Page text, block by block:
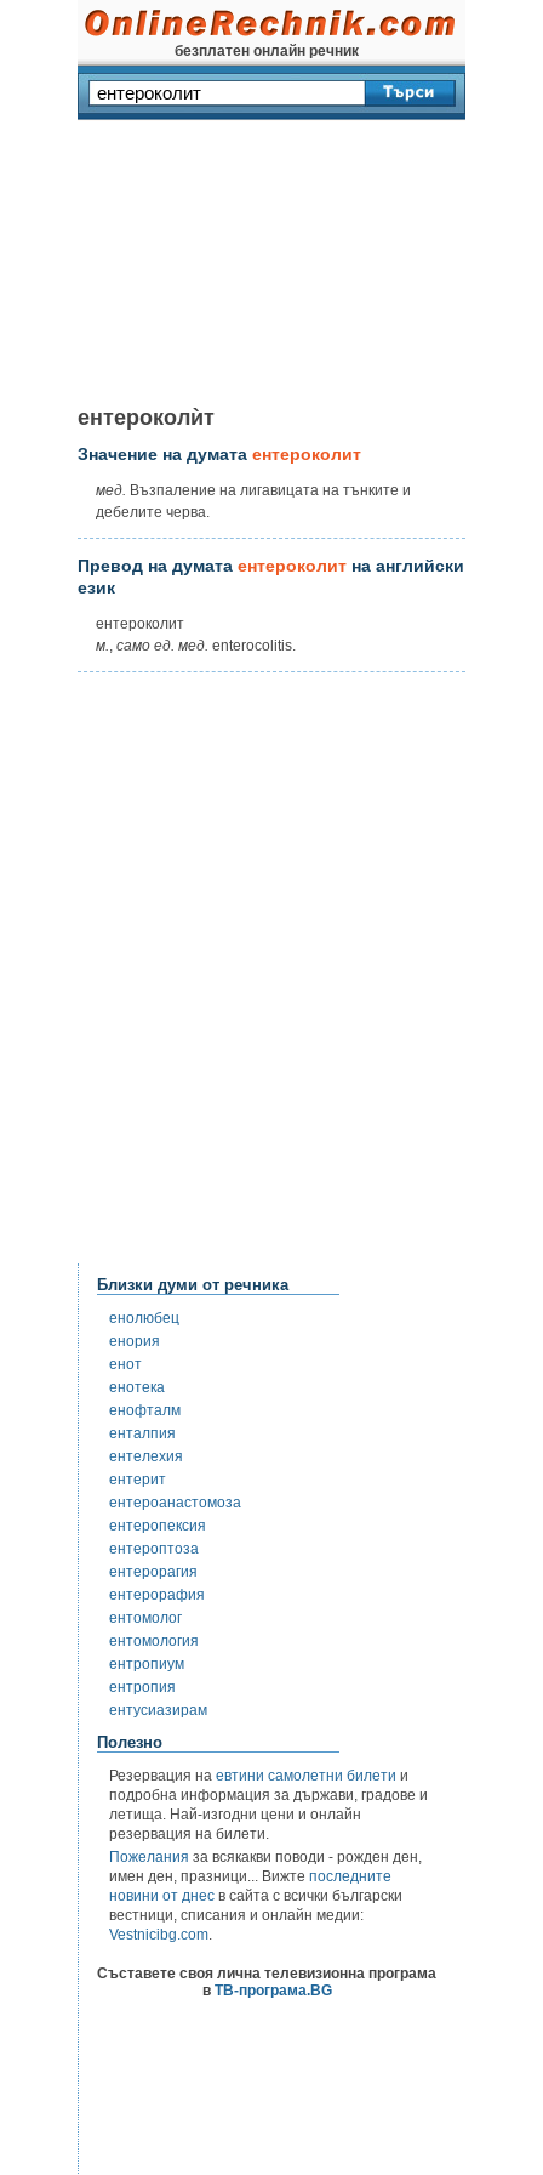
безплатен онлайн речник
ентероколѝт
Значение на думата ентероколит
мед. Възпаление на лигавицата на тънките и
дебелите черва.
Превод на думата ентероколит на английски
език
ентероколит
м.
само ед. мед. enterocolitis.
Близки думи от речника
енолюбец
енория
енот
енотека
енофталм
енталпия
ентелехия
ентерит
ентероанастомоза
ентеропексия
ентероптоза
ентерорагия
ентерорафия
ентомолог
ентомология
ентропиум
ентропия
ентусиазирам
Полезно
Резервация на евтини самолетни билети и
подробна информация за държави, градове и
летища. Най-изгодни цени и онлайн
резервация на билети.
Пожелания за всякакви поводи - рожден ден,
имен ден, празници... Вижте последните
новини от днес в сайта с всички български
вестници, списания и онлайн медии:
Vestnicibg.com.
Съставете своя лична телевизионна програма
в ТВ-програма.BG